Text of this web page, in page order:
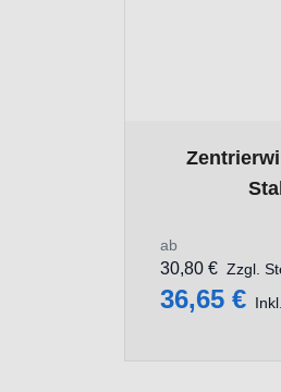
ab
36,65 €
30,80 € Zzgl.